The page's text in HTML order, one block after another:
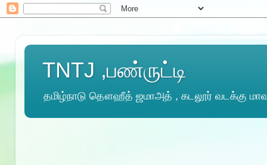
TNTJ ,பண்ருட்டி
தமிழ்நாடு தௌஹீத் ஜமாஅத் , கடலூர் வடக்கு